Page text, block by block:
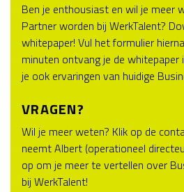
Ben je enthousiast en wil je meer
Partner worden bij WerkTalent?
whitepaper! Vul het formulier
minuten ontvang je de whitepaper
je ook ervaringen van huidige
VRAGEN?
Wil je meer weten? Klik op de
neemt Albert (operationeel
op om je meer te vertellen over
bij WerkTalent!